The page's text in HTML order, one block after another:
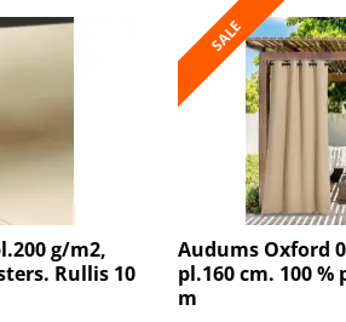
g/m2,
Rullis 10
SALE
Audums Oxford
pl.160 cm. 100
m